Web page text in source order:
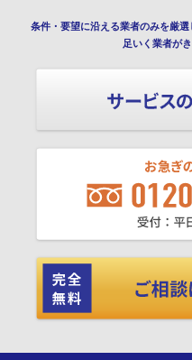
条件・要望に沿える業者のみを厳
足いく業者が